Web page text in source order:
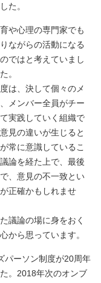
た。
や心理の専門家でも
ながらの活動になる
ではと考えていまし
。
は、決して個々のメ
メンバー全員がチー
実践していく組織で
見の違いが生じると
常に意識しているこ
論を経た上で、最後
、意見の不一致とい
正確かもしれませ
議論の場に身をおく
から思っています。
パーソン制度が20周年
。2018年次のオンブ